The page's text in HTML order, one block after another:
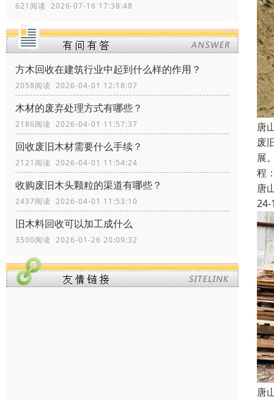
621阅读 2026-07-16 17:38:48
方木回收在建筑行业中起到什么样的作用？
2058阅读 2026-04-01 12:18:07
木材的废弃处理方式有哪些？
2186阅读 2026-04-01 11:57:37
回收废旧木材需要什么手续？
2121阅读 2026-04-01 11:54:24
收购废旧木头颗粒的渠道有哪些？
2437阅读 2026-04-01 11:53:10
旧木料回收可以加工成什么
3500阅读 2026-01-26 20:09:32
唐
废
展
程
唐
24-
唐